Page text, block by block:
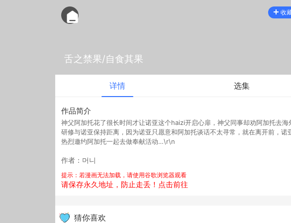
舌之禁果/自食其果
收
详情 选集
作品简介
神父阿加托花了很长时间才让诺亚这个haizi开启心扉，神父同事却劝阿加托去海
研修与诺亚保持距离，因为诺亚只愿意和阿加托谈话不太寻常，就在离开前，诺
热烈邀约阿加托一起去做奉献活动…\r\n
作者：머니
提示：若漫画无法加载，请使用谷歌浏览器观看
请保存永久地址，防止走丢！点击前往
猜你喜欢